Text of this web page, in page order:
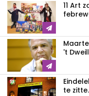
11 Art
't
te zitte.